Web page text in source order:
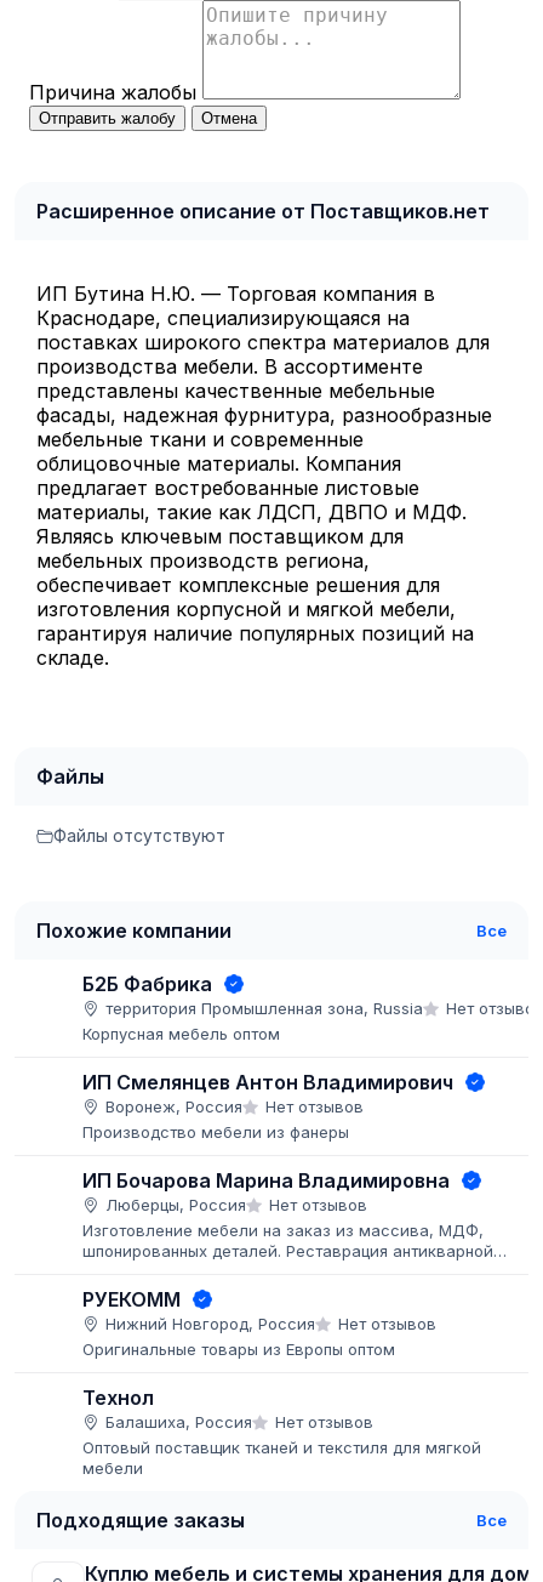
Причина жалобы
Отправить жалобу Отмена
Расширенное описание от Поставщиков.нет
ИП Бутина Н.Ю. — Торговая компания в
Краснодаре, специализирующаяся на
поставках широкого спектра материалов для
производства мебели. В ассортименте
представлены качественные мебельные
фасады, надежная фурнитура, разнообразные
мебельные ткани и современные
облицовочные материалы. Компания
предлагает востребованные листовые
материалы, такие как ЛДСП, ДВПО и МДФ.
Являясь ключевым поставщиком для
мебельных производств региона,
обеспечивает комплексные решения для
изготовления корпусной и мягкой мебели,
гарантируя наличие популярных позиций на
складе.
Файлы
Файлы отсутствуют
Похожие компании Все
Б2Б Фабрика
территория Промышленная зона, Russia
Нет отзывов
Корпусная мебель оптом
ИП Смелянцев Антон Владимирович
Воронеж, Россия
Нет отзывов
Производство мебели из фанеры
ИП Бочарова Марина Владимировна
Люберцы, Россия
Нет отзывов
Изготовление мебели на заказ из массива, МДФ,
шпонированных деталей. Реставрация антикварной
объёмы.
РУЕКОММ
Нижний Новгород, Россия
Нет отзывов
Оригинальные товары из Европы оптом
Технол
Балашиха, Россия
Нет отзывов
Оптовый поставщик тканей и текстиля для мягкой
мебели
Подходящие заказы Все
Куплю мебель и системы хранения для дома